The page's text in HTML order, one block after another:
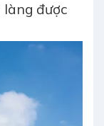
làng được